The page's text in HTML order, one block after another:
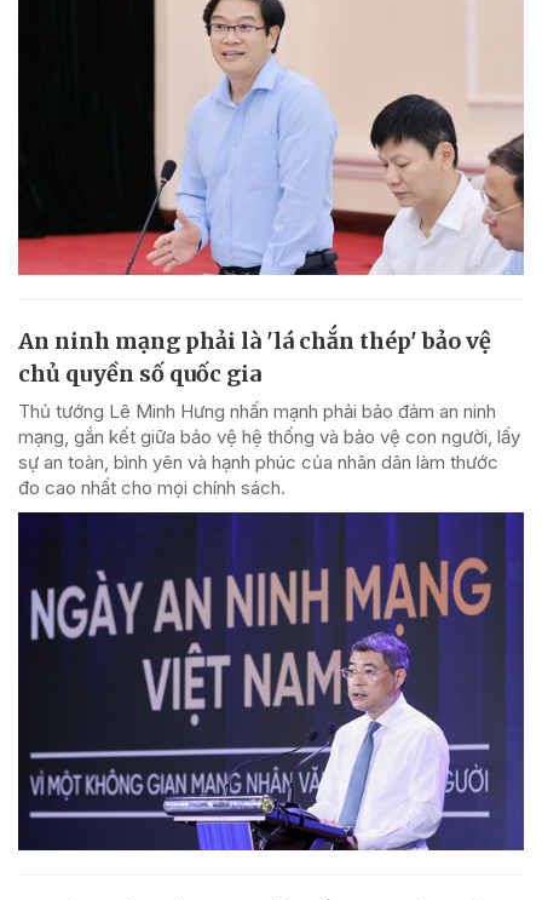
An ninh mạng phải là 'lá chắn thép' bảo vệ
chủ quyền số quốc gia
Thủ tướng Lê Minh Hưng nhấn mạnh phải bảo đảm an ninh
mạng, gắn kết giữa bảo vệ hệ thống và bảo vệ con người, lấy
sự an toàn, bình yên và hạnh phúc của nhân dân làm thước
đo cao nhất cho mọi chính sách.